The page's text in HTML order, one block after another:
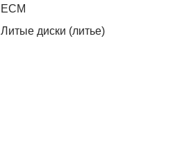
ЕСМ
Литые диски (литье)